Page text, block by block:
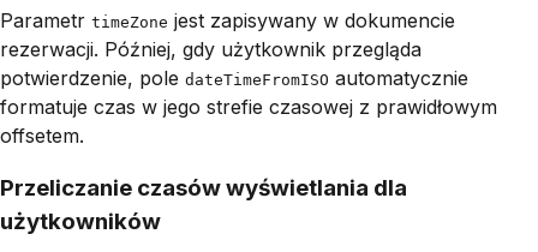
Parametr timeZone jest zapisywany w dokumencie
rezerwacji. Później, gdy użytkownik przegląda
potwierdzenie, pole dateTimeFromISO automatycznie
formatuje czas w jego strefie czasowej z prawidłowym
offsetem.
Przeliczanie czasów wyświetlania dla
użytkowników